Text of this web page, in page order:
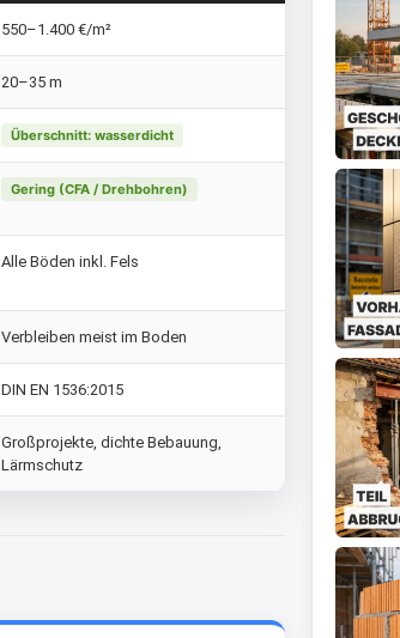
550–1.400 €/m²
20–35 m
Überschnitt: wasserdicht
Gering (CFA / Drehbohren)
Alle Böden inkl. Fels
Verbleiben meist im Boden
DIN EN 1536:2015
Großprojekte, dichte Bebauung,
Lärmschutz